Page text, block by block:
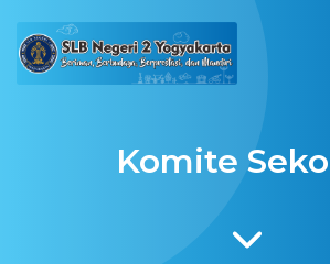
Komite